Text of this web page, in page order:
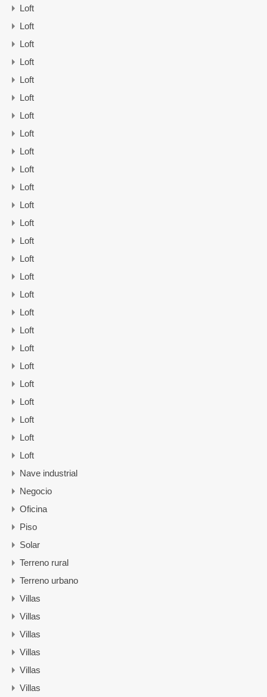
Loft
Loft
Loft
Loft
Loft
Loft
Loft
Loft
Loft
Loft
Loft
Loft
Loft
Loft
Loft
Loft
Loft
Loft
Loft
Loft
Loft
Loft
Loft
Loft
Loft
Loft
Nave industrial
Negocio
Oficina
Piso
Solar
Terreno rural
Terreno urbano
Villas
Villas
Villas
Villas
Villas
Villas